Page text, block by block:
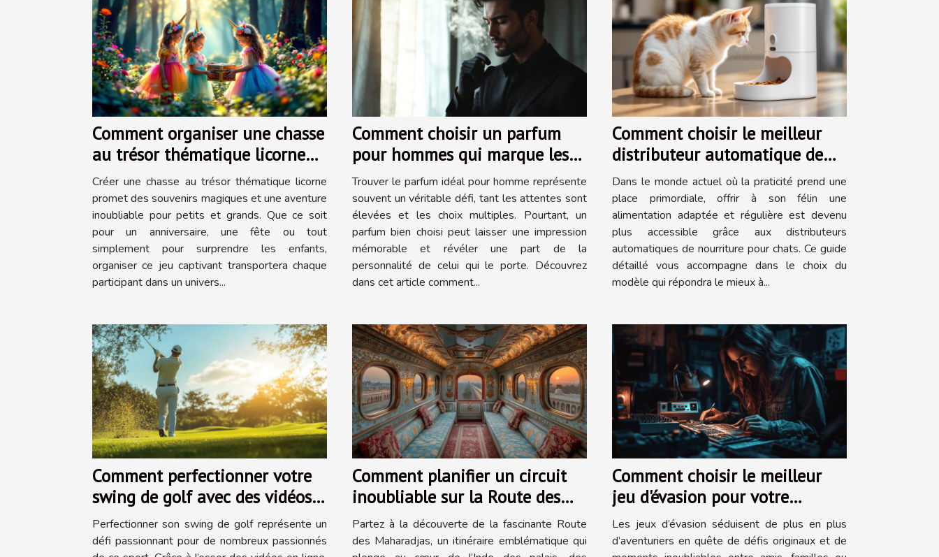
Comment organiser une chasse
au trésor thématique licorne
inoubliable ?
Créer une chasse au trésor thématique licorne
promet des souvenirs magiques et une aventure
inoubliable pour petits et grands. Que ce soit
pour un anniversaire, une fête ou tout
simplement pour surprendre les enfants,
organiser ce jeu captivant transportera chaque
participant dans un univers...
Comment choisir un parfum
pour hommes qui marque les
esprits ?
Trouver le parfum idéal pour homme représente
souvent un véritable défi, tant les attentes sont
élevées et les choix multiples. Pourtant, un
parfum bien choisi peut laisser une impression
mémorable et révéler une part de la
personnalité de celui qui le porte. Découvrez
dans cet article comment...
Comment choisir le meilleur
distributeur automatique de
nourriture pour chats ?
Dans le monde actuel où la praticité prend une
place primordiale, offrir à son félin une
alimentation adaptée et régulière est devenu
plus accessible grâce aux distributeurs
automatiques de nourriture pour chats. Ce guide
détaillé vous accompagne dans le choix du
modèle qui répondra le mieux à...
Comment perfectionner votre
swing de golf avec des vidéos
en ligne
Perfectionner son swing de golf représente un
défi passionnant pour de nombreux passionnés
Comment planifier un circuit
inoubliable sur la Route des
Maharadjas ?
Partez à la découverte de la fascinante Route
des Maharadjas, un itinéraire emblématique qui
Comment choisir le meilleur
jeu d'évasion pour votre
prochaine aventure ?
Les jeux d’évasion séduisent de plus en plus
d’aventuriers en quête de défis originaux et de